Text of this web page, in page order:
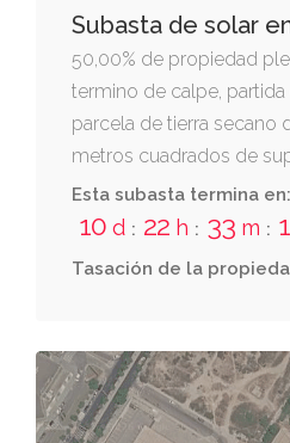
Subasta de solar
50,00% de propiedad
termino de calpe,
parcela de tierra secano
metros cuadrados de
señalada con el nº m-3
empedrola. linda, norte y
finca matriz destinado a
urbanizacion; sur y este,
veinticinco diez
Esta subasta termina en:
10 d : 22 h : 33 m :
Tasación de la